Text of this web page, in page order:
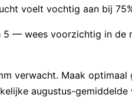
voelt vochtig aan bij
5 — wees voorzichtig in de
verwacht. Maak
augustus-gemiddelde